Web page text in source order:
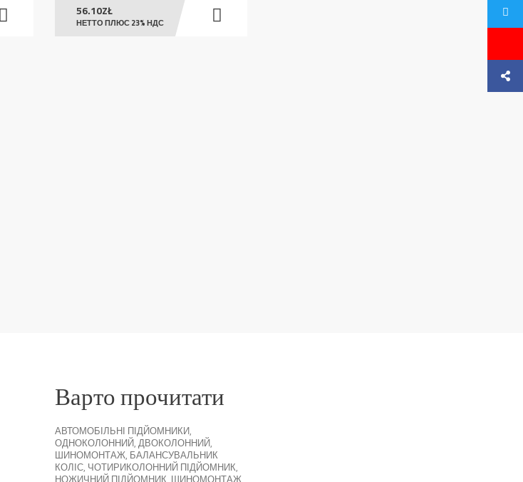
56.10ZŁ
НЕТТО ПЛЮС 23% НДС
Варто прочитати
АВТОМОБІЛЬНІ ПІДЙОМНИКИ,
ОДНОКОЛОННИЙ, ДВОКОЛОННИЙ,
ШИНОМОНТАЖ, БАЛАНСУВАЛЬНИК
КОЛІС, ЧОТИРИКОЛОННИЙ ПІДЙОМНИК,
НОЖИЧНИЙ ПІДЙОМНИК ШИНОМОНТАЖ